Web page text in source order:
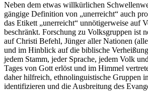
Neben dem etwas willkürlichen
gängige Definition von „unerreicht“ auch
das Etikett „unerreicht“ unnötigerweise auf
beschränkt. Forschung zu Volksgruppen ist
auf Christi Befehl, Jünger aller Nationen
und im Hinblick auf die biblische
jedem Stamm, jeder Sprache, jedem Volk
Tages von Gott erlöst und im Himmel
daher hilfreich, ethnolinguistische Gruppen
identifizieren und die Ausbreitung des